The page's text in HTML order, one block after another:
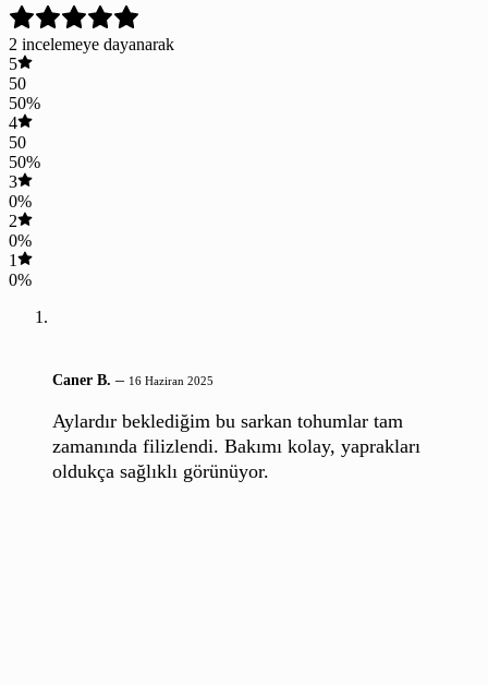
2 incelemeye dayanarak
5
50
50%
4
50
50%
3
0%
2
0%
1
0%
Caner B. – 16 Haziran 2025
Aylardır beklediğim bu sarkan tohumlar tam
zamanında filizlendi. Bakımı kolay, yaprakları
oldukça sağlıklı görünüyor.